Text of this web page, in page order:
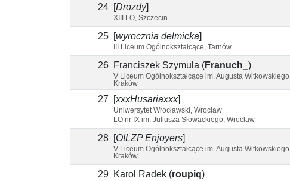
24 Drozdy]
XIII LO, Szczecin
25 wyrocznia delmicka
III Liceum Ogólnokształcące, Tarnów
26 Franciszek Szymula (Franuch_ )
V Liceum Ogólnokształcące im. Augusta Witkowskiego,
Kraków
27 [xxxHusariaxxx]
Uniwersytet Wrocławski, Wrocław
LO nr IX im. Juliusza Słowackiego, Wrocław
28 OILZP Enjoyers
V Liceum Ogólnokształcące im. Augusta Witkowskiego,
Kraków
29 Karol Radek (roupiq)